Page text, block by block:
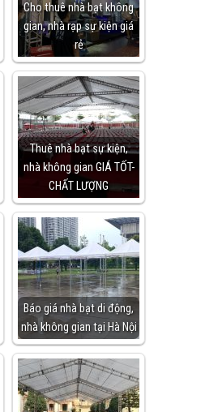
Cho thuê nhà bạt không
gian, nhà rạp sự kiện giá
rẻ
Thuê nhà bạt sự kiện,
nhà không gian GIÁ TỐT-
CHẤT LƯỢNG
Báo giá nhà bạt di động,
nhà không gian tại Hà Nội